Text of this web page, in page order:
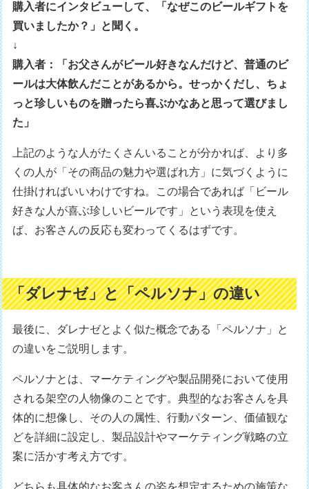
購入者にインタビューして、「なぜこのビールギフトを
買いましたか？」と聞く。
↓
購入者：「お父さんがビール好きなんだけど、普通のビ
ールは大体飲んだことがあるから。せっかくだし、ちょ
っと珍しいものを贈ったら喜ぶかなあと思って選びまし
た」
上記のような人がたくさんいることが分かれば、より多
くの人が「その商品の魅力や選ばれ方」に気づくように
仕掛ければいいわけですね。この場合であれば「ビール
好きな人が喜ぶ珍しいビールです」という表現を使え
ば、お客さんの反応も変わってくるはずです。
「ダレナゼ」と「ペルソナ」の違い
最後に、ダレナゼとよく似た概念である「ペルソナ」と
の違いをご説明します。
ペルソナとは、マーケティングや製品開発において使用
される架空の人物像のことです。典型的なお客さんを具
体的に想像し、その人の属性、行動パターン、価値観な
どを詳細に設定し、製品設計やマーケティング戦略の立
案に活かす考え方です。